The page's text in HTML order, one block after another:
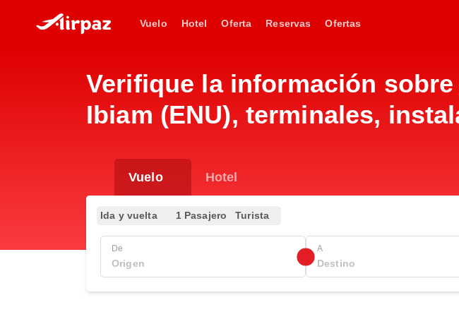
Vuelo Hotel Oferta Reservas Ofertas
Verifique la información
Ibiam (ENU), terminales,
Vuelo Hotel
Ida y vuelta 1 Pasajero Turista
De A